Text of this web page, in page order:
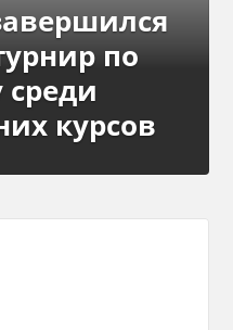
по
курсов